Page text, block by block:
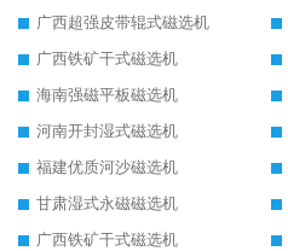
广西超强皮带辊式磁选机
广西铁矿干式磁选机
海南强磁平板磁选机
河南开封湿式磁选机
福建优质河沙磁选机
甘肃湿式永磁磁选机
广西铁矿干式磁选机